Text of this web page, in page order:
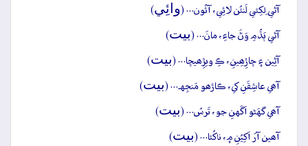
آڻي لِکِئي لَنئُن لائِي، آئُون… (وائِي)
آڻي ٻَڌُمِ وَڻَ جاءِ، مانَ… (بيت)
آڻِين ۽ چاڙِھِينِ، ڪِ ويڙِھيچا… (بيت)
آھي عاشِقَنِ کي، ڪاڙھو مَنجِهہ… (بيت)
آھي گهَڻو اَگَهنِ جو، تَرسُ… (بيت)
آھين آرَ اَکِيُنِ ۾، ناکُئا… (بيت)